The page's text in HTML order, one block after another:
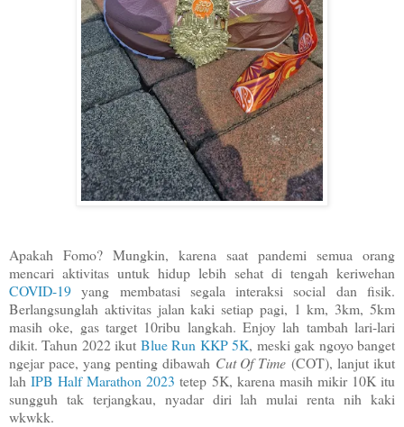
Apakah Fomo? Mungkin, karena saat pandemi semua orang
mencari aktivitas untuk hidup lebih sehat di tengah keriwehan
COVID-19 yang membatasi segala interaksi social dan fisik.
Berlangsunglah aktivitas jalan kaki setiap pagi, 1 km, 3km, 5km
masih oke, gas target 10ribu langkah. Enjoy lah tambah lari-lari
dikit. Tahun 2022 ikut Blue Run KKP 5K, meski gak ngoyo banget
ngejar pace, yang penting dibawah Cut Of Time (COT), lanjut ikut
lahIPB Half Marathon 2023 tetep 5K, karena masih mikir 10K itu
sungguh tak terjangkau, nyadar diri lah mulai renta nih kaki
wkwkk.